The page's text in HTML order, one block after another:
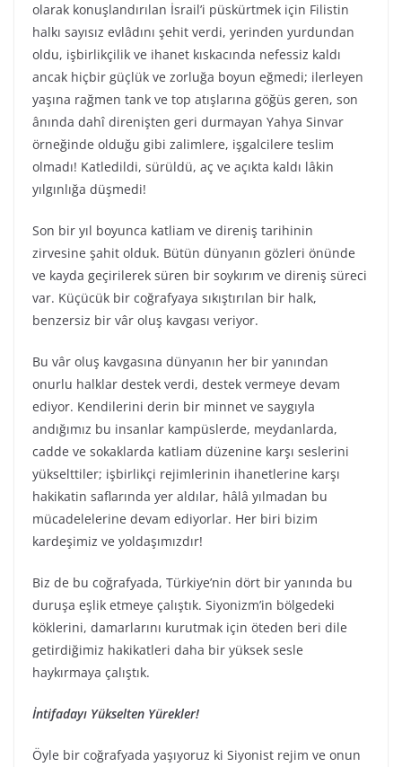
olarak konuşlandırılan İsrail’i püskürtmek için Filistin
halkı sayısız evlâdını şehit verdi, yerinden yurdundan
oldu, işbirlikçilik ve ihanet kıskacında nefessiz kaldı
ancak hiçbir güçlük ve zorluğa boyun eğmedi; ilerleyen
yaşına rağmen tank ve top atışlarına göğüs geren, son
ânında dahî direnişten geri durmayan Yahya Sinvar
örneğinde olduğu gibi zalimlere, işgalcilere teslim
olmadı! Katledildi, sürüldü, aç ve açıkta kaldı lâkin
yılgınlığa düşmedi!
Son bir yıl boyunca katliam ve direniş tarihinin
zirvesine şahit olduk. Bütün dünyanın gözleri önünde
ve kayda geçirilerek süren bir soykırım ve direniş süreci
var. Küçücük bir coğrafyaya sıkıştırılan bir halk,
benzersiz bir vâr oluş kavgası veriyor.
Bu vâr oluş kavgasına dünyanın her bir yanından
onurlu halklar destek verdi, destek vermeye devam
ediyor. Kendilerini derin bir minnet ve saygıyla
andığımız bu insanlar kampüslerde, meydanlarda,
cadde ve sokaklarda katliam düzenine karşı seslerini
yükselttiler; işbirlikçi rejimlerinin ihanetlerine karşı
hakikatin saflarında yer aldılar, hâlâ yılmadan bu
mücadelelerine devam ediyorlar. Her biri bizim
kardeşimiz ve yoldaşımızdır!
Biz de bu coğrafyada, Türkiye’nin dört bir yanında bu
duruşa eşlik etmeye çalıştık. Siyonizm’in bölgedeki
köklerini, damarlarını kurutmak için öteden beri dile
getirdiğimiz hakikatleri daha bir yüksek sesle
haykırmaya çalıştık.
İntifadayı Yükselten Yürekler!
Öyle bir coğrafyada yaşıyoruz ki Siyonist rejim ve onun